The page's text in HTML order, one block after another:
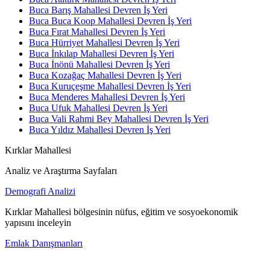
Buca Barış Mahallesi Devren İş Yeri
Buca Buca Koop Mahallesi Devren İş Yeri
Buca Fırat Mahallesi Devren İş Yeri
Buca Hürriyet Mahallesi Devren İş Yeri
Buca İnkılap Mahallesi Devren İş Yeri
Buca İnönü Mahallesi Devren İş Yeri
Buca Kozağaç Mahallesi Devren İş Yeri
Buca Kuruçeşme Mahallesi Devren İş Yeri
Buca Menderes Mahallesi Devren İş Yeri
Buca Ufuk Mahallesi Devren İş Yeri
Buca Vali Rahmi Bey Mahallesi Devren İş Yeri
Buca Yıldız Mahallesi Devren İş Yeri
Kırklar Mahallesi
Analiz ve Araştırma Sayfaları
Demografi Analizi
Kırklar Mahallesi bölgesinin nüfus, eğitim ve sosyoekonomik
yapısını inceleyin
Emlak Danışmanları